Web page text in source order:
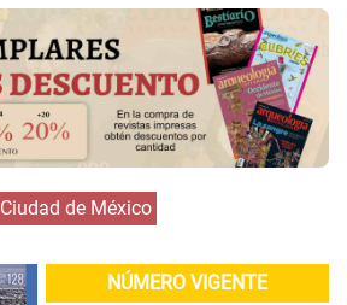
Ciudad de México
NÚMERO VIGENTE